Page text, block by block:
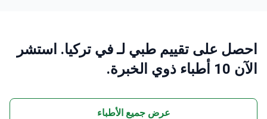
احصل على تقييم طبي لـ في تركيا. استشر
الآن 10 أطباء ذوي الخبرة.
عرض جميع الأطباء